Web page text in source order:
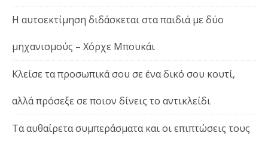
Η αυτοεκτίμηση διδάσκεται στα παιδιά με δύο
μηχανισμούς – Χόρχε Μπουκάι
Κλείσε τα προσωπικά σου σε ένα δικό σου κουτί,
αλλά πρόσεξε σε ποιον δίνεις το αντικλείδι
Τα αυθαίρετα συμπεράσματα και οι επιπτώσεις τους